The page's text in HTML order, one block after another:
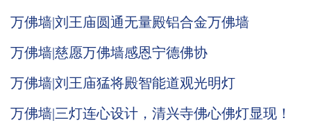
万佛墙|刘王庙圆通无量殿铝合金万佛墙
万佛墙|慈愿万佛墙感恩宁德佛协
万佛墙|刘王庙猛将殿智能道观光明灯
万佛墙|三灯连心设计，清兴寺佛心佛灯显现！